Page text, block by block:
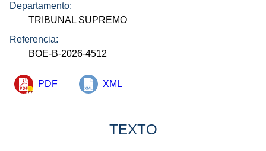
Departamento:
TRIBUNAL SUPREMO
Referencia:
BOE-B-2026-4512
PDF XML
TEXTO